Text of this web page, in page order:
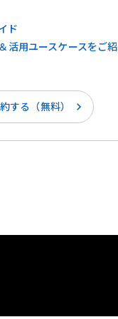
ド
活用ユースケースをご紹
する（無料）